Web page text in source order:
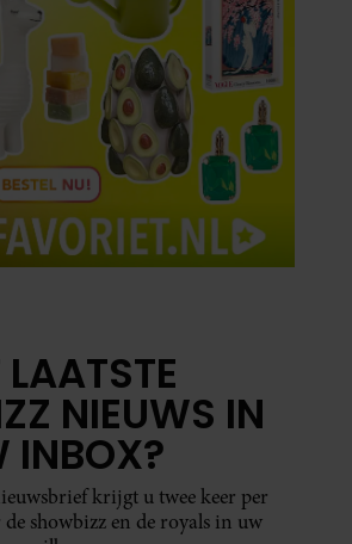
LAATSTE
NIEUWS IN
INBOX?
krijgt u twee keer per
de showbizz en de royals in uw